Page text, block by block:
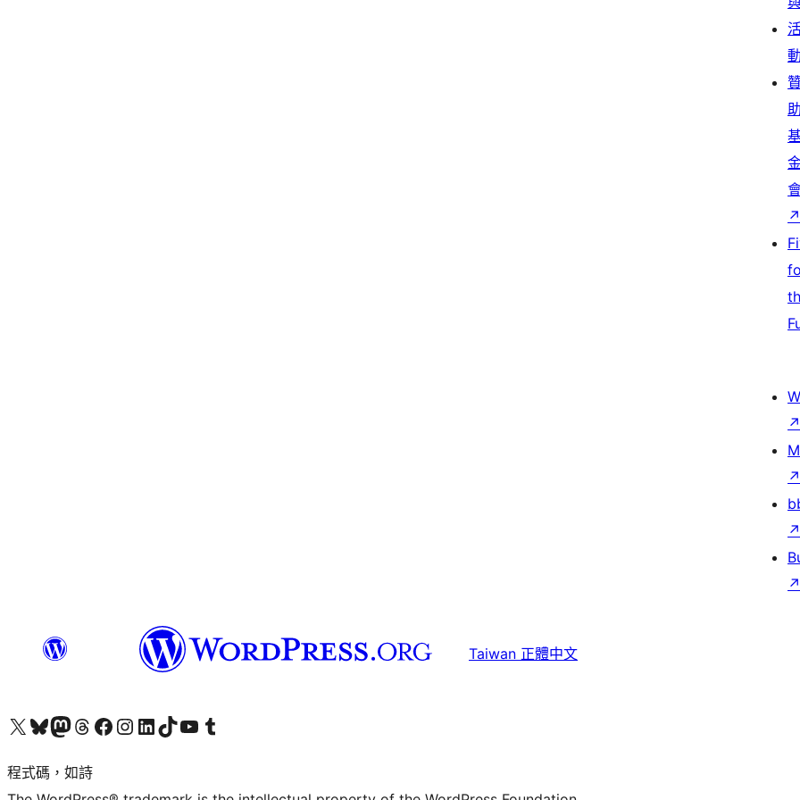
動
助
↗
↗
↗
↗
↗
Taiwan 正體中文
查看我們的 X (之前的 Twitter) 帳號造訪我們的 Bluesky 帳號造訪我們的 Mastodon 帳號造訪我們的 Threads 帳號 造訪我們的 Facebook 粉絲專頁Visit our Instagram account
Visit our LinkedIn account
造訪我們的 TikTok 帳號Visit our YouTube channel
造訪我們的 Tumblr 帳號
程式碼，如詩